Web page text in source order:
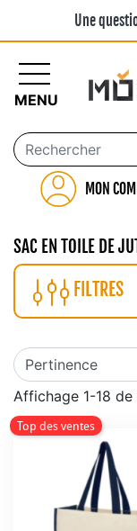
Une
MON
MENU
SAC EN TOILE DE
FILTRES
Affichage 1-18
Top des ventes